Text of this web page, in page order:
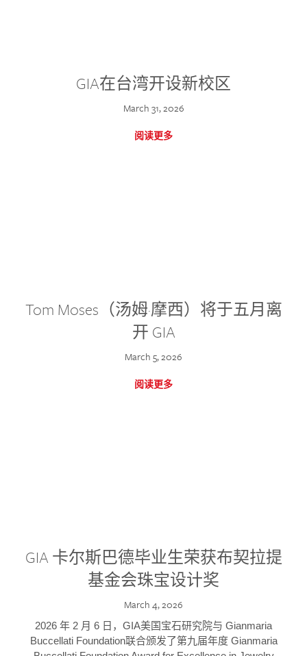
GIA在台湾开设新校区
March 31, 2026
阅读更多
Tom Moses（汤姆·摩西）将于五月离
开 GIA
March 5, 2026
阅读更多
GIA 卡尔斯巴德毕业生荣获布契拉提
基金会珠宝设计奖
March 4, 2026
2026 年 2 月 6 日，GIA美国宝石研究院与 Gianmaria
Buccellati Foundation联合颁发了第九届年度 Gianmaria